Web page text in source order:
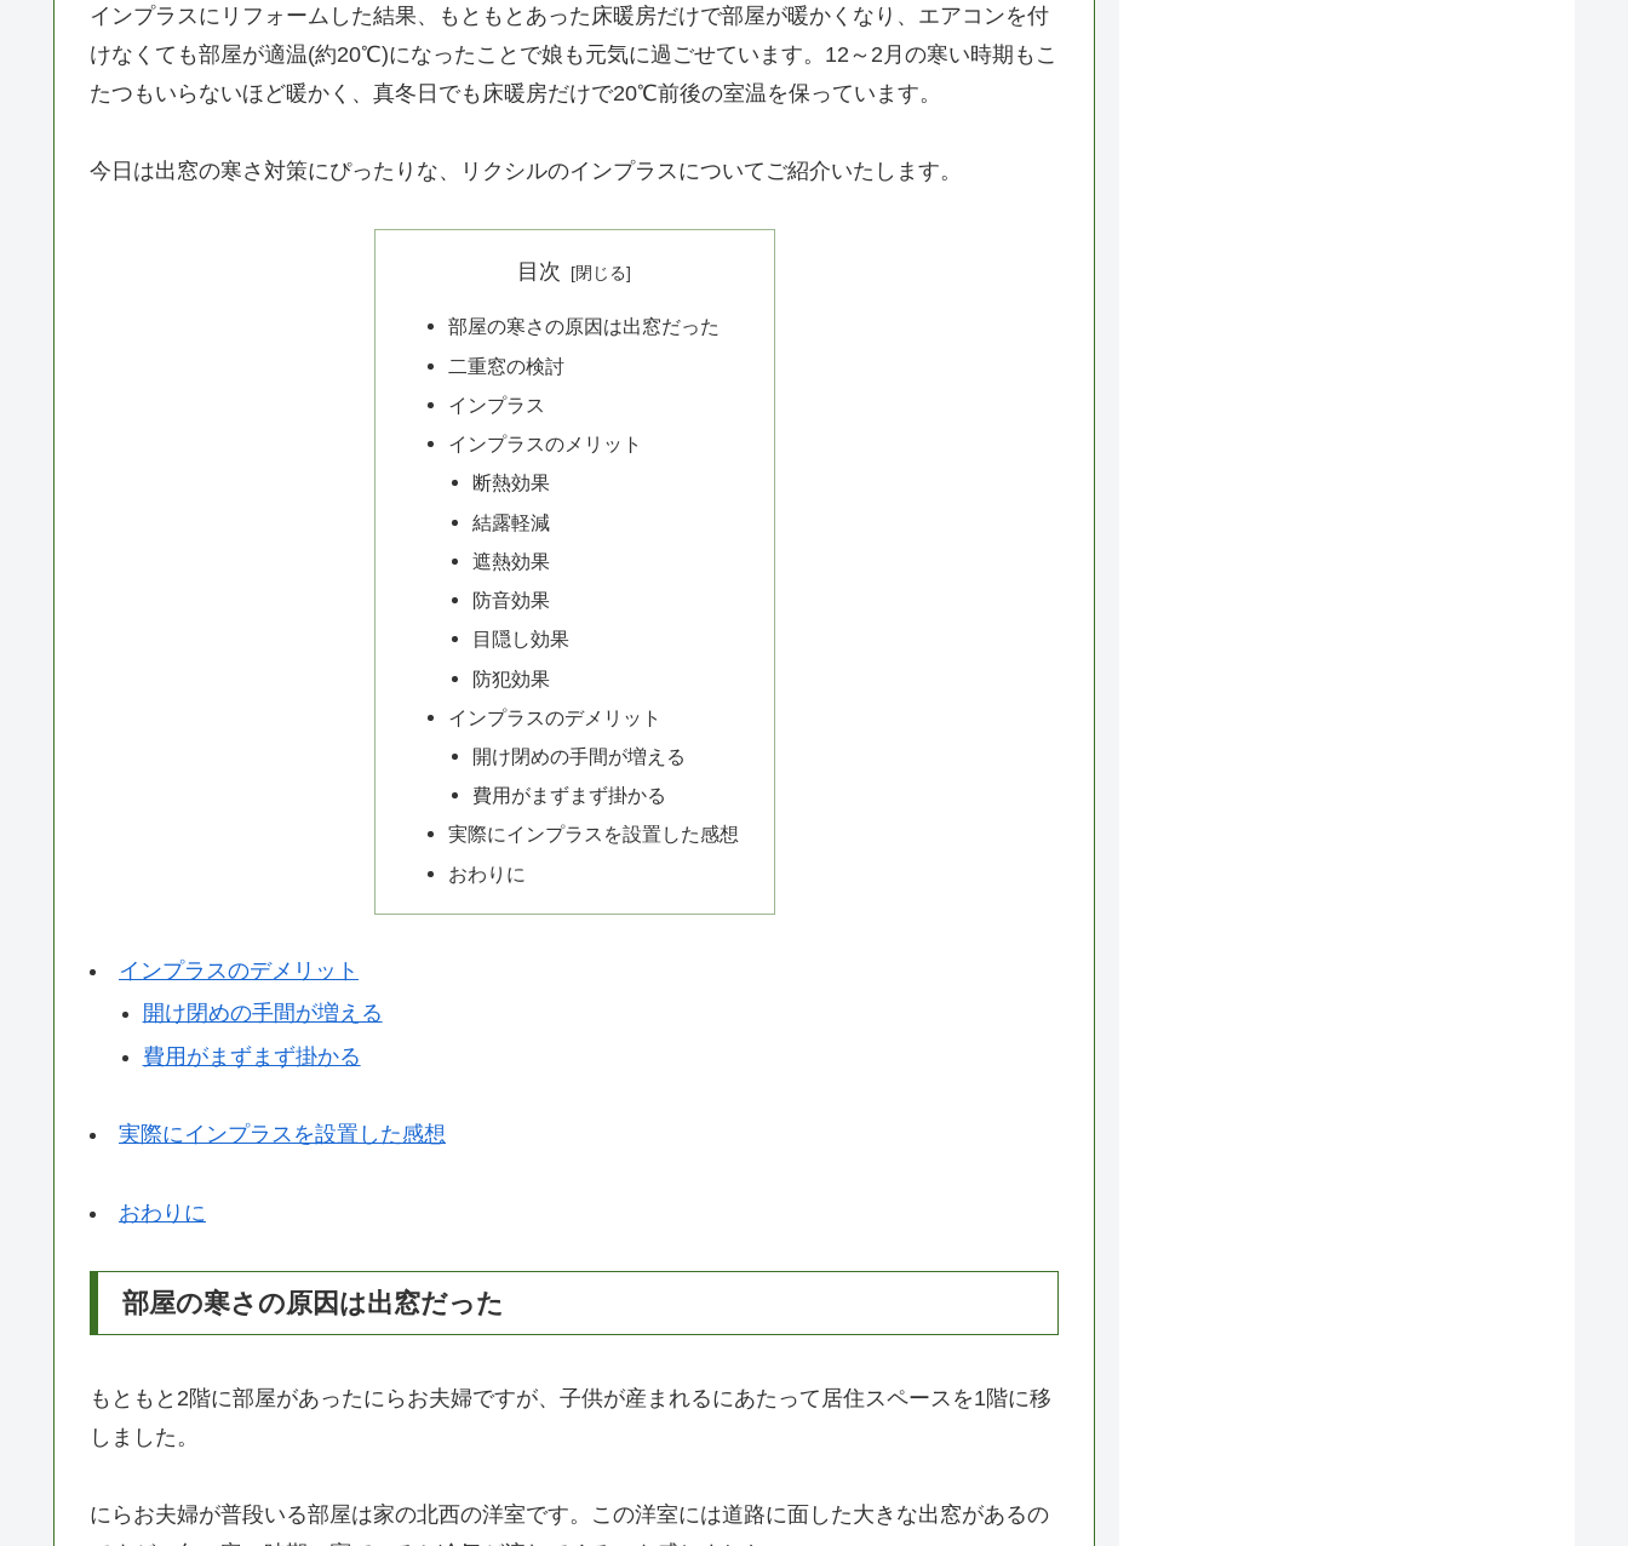
インプラスにリフォームした結果、もともとあった床暖房だけで部屋が暖かくなり、エアコンを付
けなくても部屋が適温(約20℃)になったことで娘も元気に過ごせています。12～2月の寒い時期もこ
たつもいらないほど暖かく、真冬日でも床暖房だけで20℃前後の室温を保っています。
今日は出窓の寒さ対策にぴったりな、リクシルのインプラスについてご紹介いたします。
目次
部屋の寒さの原因は出窓だった
二重窓の検討
インプラス
インプラスのメリット
断熱効果
結露軽減
遮熱効果
防音効果
目隠し効果
防犯効果
インプラスのデメリット
開け閉めの手間が増える
費用がまずまず掛かる
実際にインプラスを設置した感想
おわりに
インプラスのデメリット
開け閉めの手間が増える
費用がまずまず掛かる
実際にインプラスを設置した感想
おわりに
部屋の寒さの原因は出窓だった
もともと2階に部屋があったにらお夫婦ですが、子供が産まれるにあたって居住スペースを1階に移
しました。
にらお夫婦が普段いる部屋は家の北西の洋室です。この洋室には道路に面した大きな出窓があるの